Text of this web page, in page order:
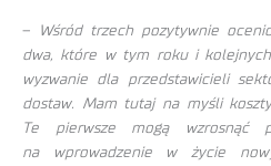
–
Wśród trzech pozytywnie
dwa, które w tym roku i
wyzwanie dla przedstawicieli
dostaw. Mam tutaj na myśli
Te pierwsze mogą wzrosnąć
na wprowadzenie w życie